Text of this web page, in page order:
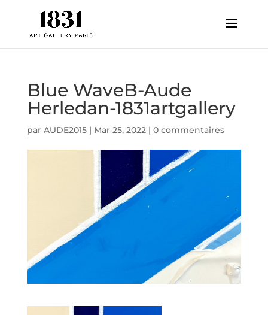
Blue WaveB-Aude
Herledan-1831artgallery
par AUDE2015| Mar 25, 2022| 0 commentaires